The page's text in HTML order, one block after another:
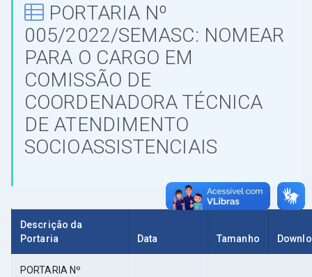
PORTARIA Nº
005/2022/SEMASC: NOMEAR
PARA O CARGO EM
COMISSÃO DE
COORDENADORA TÉCNICA
DE ATENDIMENTO
SOCIOASSISTENCIAIS
Descrição da
Portaria
Data Tamanho
PORTARIA Nº